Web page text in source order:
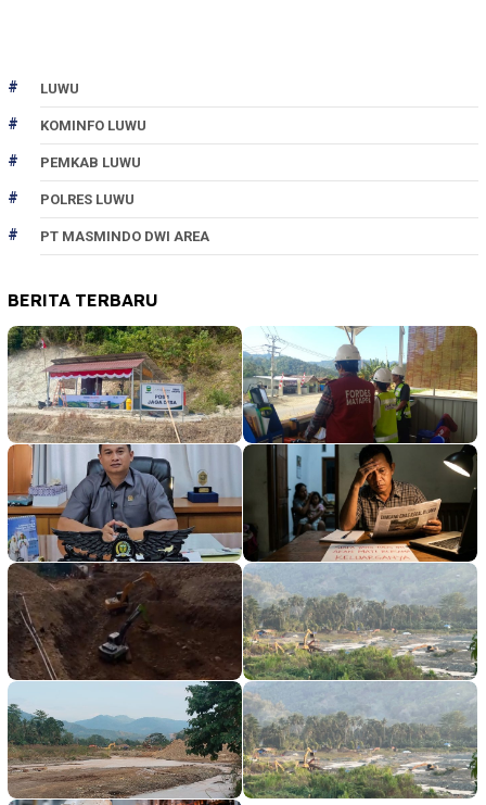
LUWU
KOMINFO LUWU
PEMKAB LUWU
POLRES LUWU
PT MASMINDO DWI AREA
BERITA TERBARU